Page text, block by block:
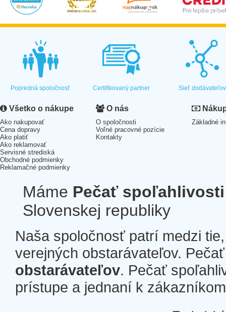
Popredná spoločnosť Certifikovaný partner Sieť dodávateľov
Všetko o nákupe
Ako nakupovať
Cena dopravy
Ako platiť
Ako reklamovať
Servisné strediská
Obchodné podmienky
Reklamačné podmienky
O nás
O spoločnosti
Voľné pracovné pozície
Kontakty
Základné
Máme Pečať spoľahlivosti
Slovenskej republiky
Naša spoločnosť patrí medzi
verejných obstarávateľov.
obstarávateľov. Pečať
prístupe a jednaní k